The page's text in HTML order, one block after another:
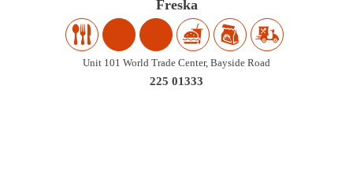
Freska
Unit 101 World Trade Center, Bayside Road
225 01333